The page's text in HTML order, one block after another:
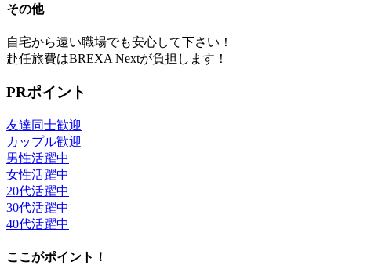
その他
自宅から遠い職場でも安心して下さい！
赴任旅費はBREXA Nextが負担します！
PRポイント
友達同士歓迎
カップル歓迎
男性活躍中
女性活躍中
20代活躍中
30代活躍中
40代活躍中
ここがポイント！